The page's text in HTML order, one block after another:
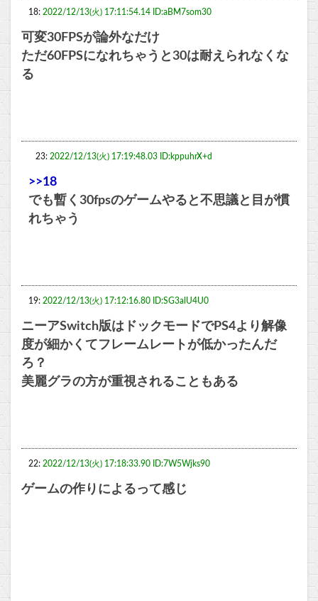
18: 2022/12/13(火) 17:11:54.14 ID:aBM7som30
可変30FPSが論外なだけ
ただ60FPSになれちゃうと30は耐えられなくな
る
23: 2022/12/13(火) 17:19:48.03 ID:kppuhrX+d
>>18
でも暫く30fpsのゲームやると不思議と目が慣
れちゃう
19: 2022/12/13(火) 17:12:16.80 ID:SG3alU4U0
ニーアSwitch版はドックモードでPS4より解像
度が細かくてフレームレートが低かったんだ
ろ？
美麗グラの方が重視されることもある
22: 2022/12/13(火) 17:18:33.90 ID:7W5Wjks90
ゲームの作りによるって感じ